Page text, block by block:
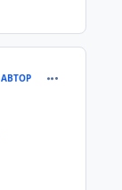
АВТОР